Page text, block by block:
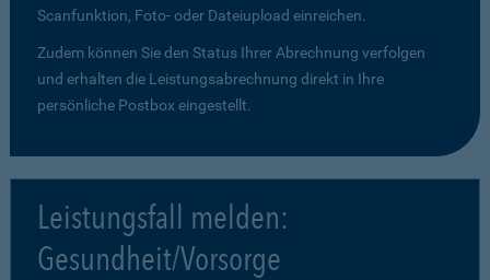
Scanfunktion, Foto- oder Dateiupload einreichen.
Zudem können Sie den Status Ihrer Abrechnung verfolgen
und erhalten die Leistungsabrechnung direkt in Ihre
persönliche Postbox eingestellt.
Leistungsfall melden:
Gesundheit/Vorsorge